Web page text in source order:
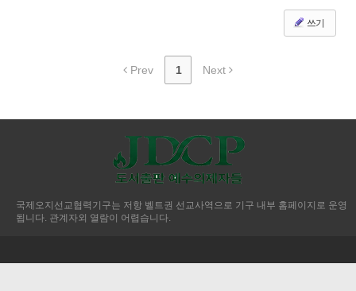
쓰기
Prev 1 Next
국제오지선교협력기구는 저항 벨트권 선교사역으로 기구 내부 홈페이지로 운영
됩니다. 관계자외 열람이 어렵습니다.